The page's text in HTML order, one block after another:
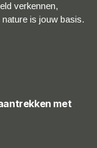
verkennen,
is jouw basis.
met